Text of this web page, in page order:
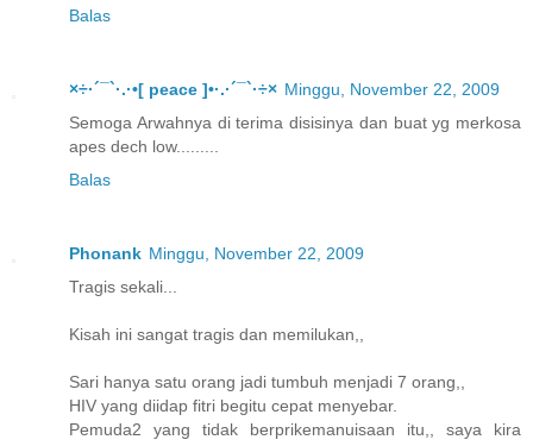
Balas
×÷·´¯`·.·•[ peace ]•·.·´¯`·÷× Minggu, November 22, 2009
Semoga Arwahnya di terima disisinya dan buat yg merkosa
apes dech low.........
Balas
Phonank Minggu, November 22, 2009
Tragis sekali...
Kisah ini sangat tragis dan memilukan,,
Sari hanya satu orang jadi tumbuh menjadi 7 orang,,
HIV yang diidap fitri begitu cepat menyebar.
Pemuda2 yang tidak berprikemanuisaan itu,, saya kira